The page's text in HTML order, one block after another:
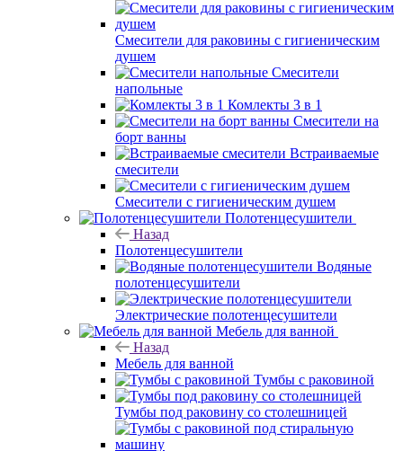
Смесители для раковины с гигиеническим
душем
Смесители
напольные
Комлекты 3 в 1
Смесители на
борт ванны
Встраиваемые
смесители
Смесители с гигиеническим душем
Полотенцесушители
Назад
Полотенцесушители
Водяные
полотенцесушители
Электрические полотенцесушители
Мебель для ванной
Назад
Мебель для ванной
Тумбы с раковиной
Тумбы под раковину со столешницей